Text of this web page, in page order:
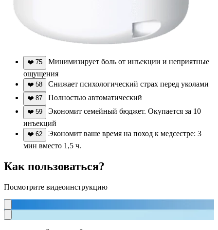
❤️ 75
Минимизирует боль от инъекции и неприятные
ощущения
❤️ 58 Снижает психологический страх перед уколами
❤️ 87 Полностью автоматический
❤️ 59
Экономит семейный бюджет. Окупается за 10
инъекций
❤️ 62
Экономит ваше время на поход к медсестре: 3
мин вместо 1,5 ч.
Как пользоваться?
Посмотрите видеоинструкцию